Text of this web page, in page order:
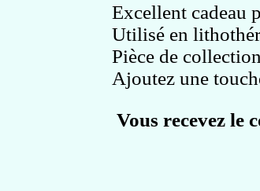
Excellent cadeau
Utilisé en
Pièce de
Ajoutez une
Vous recevez le